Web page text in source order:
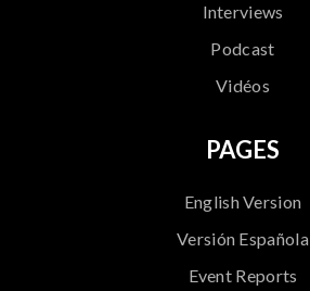
Interviews
Podcast
Vidéos
PAGES
English Version
Versión Española
Event Reports